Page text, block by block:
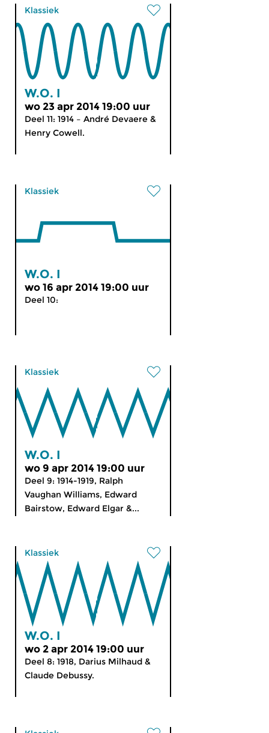
Klassiek
W.O. I
wo 23 apr 2014 19:00 uur
Deel 11: 1914 – André Devaere &
Henry Cowell.
Klassiek
W.O. I
wo 16 apr 2014 19:00 uur
Deel 10:
Klassiek
W.O. I
wo 9 apr 2014 19:00 uur
Deel 9: 1914-1919, Ralph
Vaughan Williams, Edward
Bairstow, Edward Elgar &...
Klassiek
W.O. I
wo 2 apr 2014 19:00 uur
Deel 8: 1918, Darius Milhaud &
Claude Debussy.